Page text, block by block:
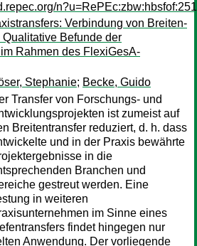
n?u=RePEc:zbw:hbsfof:251
Verbindung von Breiten-
Qualitative Befunde der
Rahmen des FlexiGesA-
Stephanie; Becke, Guido
Transfer von Forschungs- und
ist zumeist auf
Breitentransfer reduziert, d. h. dass
und in der Praxis bewährte
in die
Branchen und
gestreut werden. Eine
in weiteren
im Sinne eines
findet hingegen nur
Anwendung. Der vorliegende